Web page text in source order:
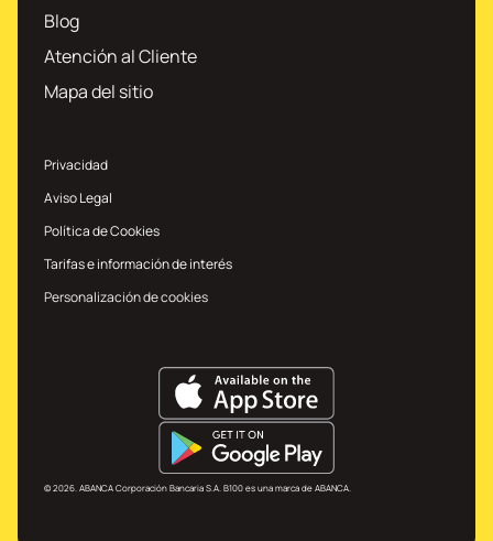
Blog
Atención al Cliente
Mapa del sitio
Privacidad
Aviso Legal
Política de Cookies
Tarifas e información de interés
Personalización de cookies
© 2026. ABANCA Corporación Bancaria S.A. B100 es una marca de ABANCA.